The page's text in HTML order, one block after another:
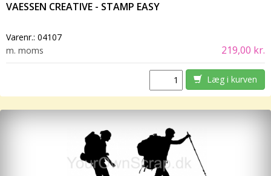
VAESSEN CREATIVE - STAMP EASY
Varenr.: 04107
m. moms
219,00 kr.
Læg i kurven